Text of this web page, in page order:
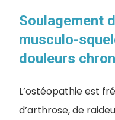
Soulagement
musculo-
douleurs
L’ostéopathie est
d’arthrose, de